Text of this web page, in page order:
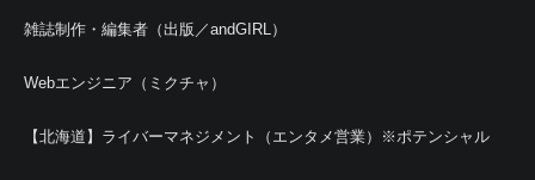
雑誌制作・編集者（出版／andGIRL）
Webエンジニア（ミクチャ）
【北海道】ライバーマネジメント（エンタメ営業）※ポテンシャル